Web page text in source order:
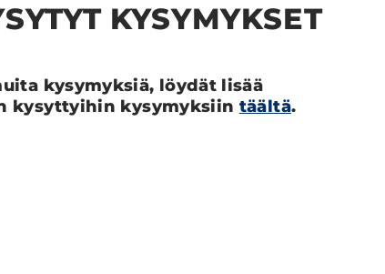
KYSYMYKSET
kysymyksiä, löydät lisää
kysyttyihin kysymyksiin täältä.